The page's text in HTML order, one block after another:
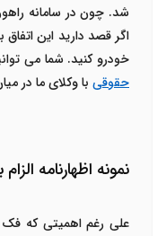
شد. چون در سامانه
اگر قصد دارید این
خودرو کنید. شما می
حقوقی با وکلای ما در
نمونه اظهارنامه
علی رغم اهمیتی که فک